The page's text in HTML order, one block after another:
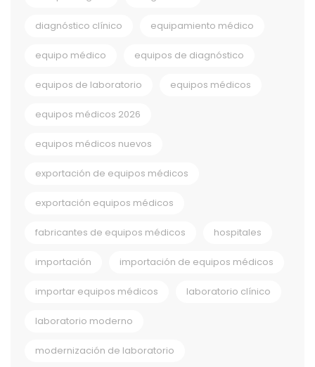
diagnóstico clínico equipamiento médico
equipo médico equipos de diagnóstico
equipos de laboratorio equipos médicos
equipos médicos 2026
equipos médicos nuevos
exportación de equipos médicos
exportación equipos médicos
fabricantes de equipos médicos hospitales
importación importación de equipos médicos
importar equipos médicos laboratorio clínico
laboratorio moderno
modernización de laboratorio